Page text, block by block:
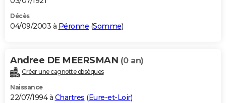
Décès
04/09/2003 à Péronne (Somme)
Andree DE MEERSMAN (0 an)
Créer une cagnotte obsèques
Naissance
22/07/1994 à Chartres (Eure-et-Loir)